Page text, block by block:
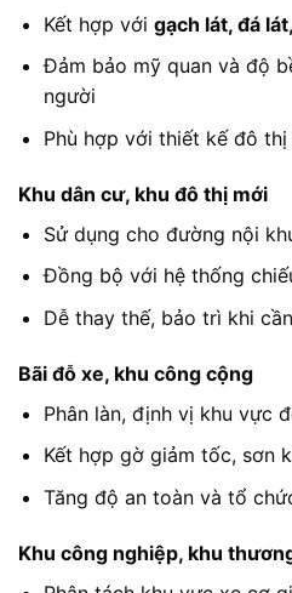
Kết hợp với gạch lát, đá
Đảm bảo mỹ quan và độ
người
Phù hợp với thiết kế đô thị
Khu dân cư, khu đô thị mới
Sử dụng cho đường nội
Đồng bộ với hệ thống
Dễ thay thế, bảo trì khi cần
Bãi đỗ xe, khu công cộng
Phân làn, định vị khu vực
Kết hợp gờ giảm tốc, sơn
Tăng độ an toàn và tổ
Khu công nghiệp, khu